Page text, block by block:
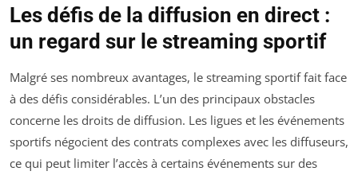
Les défis de la diffusion en direct :
un regard sur le streaming sportif
Malgré ses nombreux avantages, le streaming sportif fait face
à des défis considérables. L’un des principaux obstacles
concerne les droits de diffusion. Les ligues et les événements
sportifs négocient des contrats complexes avec les diffuseurs,
ce qui peut limiter l’accès à certains événements sur des